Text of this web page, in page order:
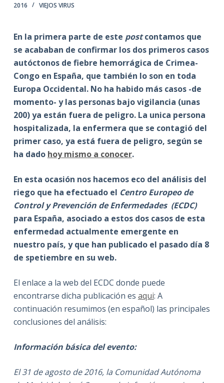
2016 VIEJOS VIRUS
En la primera parte de este postcontamos que
se acababan de confirmar los dos primeros casos
autóctonos de fiebre hemorrágica de Crimea-
Congo en España, que también lo son en toda
Europa Occidental. No ha habido más casos -de
momento- y las personas bajo vigilancia (unas
200) ya están fuera de peligro. La unica persona
hospitalizada, la enfermera que se contagió del
primer caso, ya está fuera de peligro, según se
ha dado hoy mismo a conocer.
En esta ocasión nos hacemos eco del análisis del
riego que ha efectuado el Centro Europeo de
Control y Prevención de Enfermedades (ECDC)
para España, asociado a estos dos casos de esta
enfermedad actualmente emergente en
nuestro país, y que han publicado el pasado día 8
de spetiembre en su web.
El enlace a la web del ECDC donde puede
encontrarse dicha publicación es aqui: A
continuación resumimos (en español) las principales
conclusiones del análisis:
Información básica del evento:
El 31 de agosto de 2016, la Comunidad Autónoma